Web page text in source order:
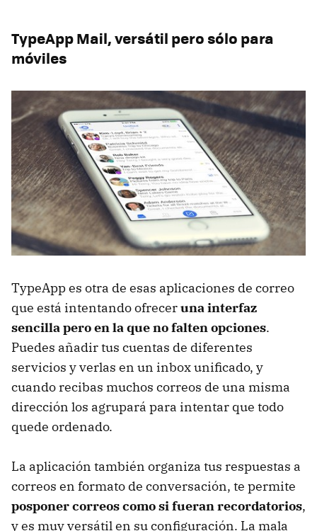
TypeApp Mail, versátil pero sólo para
móviles
TypeApp es otra de esas aplicaciones de correo
que está intentando ofreceruna interfaz
sencilla pero en la que no falten opciones.
Puedes añadir tus cuentas de diferentes
servicios y verlas en un inbox unificado, y
cuando recibas muchos correos de una misma
dirección los agrupará para intentar que todo
quede ordenado.
La aplicación también organiza tus respuestas a
correos en formato de conversación, te permite
posponer correos como si fueran recordatorios,
y es muy versátil en su configuración. La mala